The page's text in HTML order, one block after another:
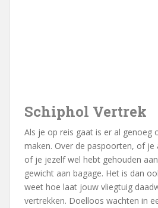
Schiphol Vertrek
Als je op reis gaat is er al genoeg
maken. Over de paspoorten, of je
of je jezelf wel hebt gehouden
gewicht aan bagage. Het is dan
weet hoe laat jouw vliegtuig
vertrekken. Doelloos wachten in